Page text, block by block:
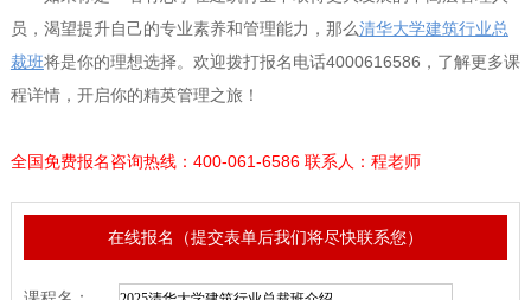
员，渴望提升自己的专业素养和管理能力，那么清华大学建筑行业总
裁班将是你的理想选择。欢迎拨打报名电话4000616586，了解更多课
程详情，开启你的精英管理之旅！
全国免费报名咨询热线：400-061-6586 联系人：程老师
在线报名（提交表单后我们将尽快联系您）